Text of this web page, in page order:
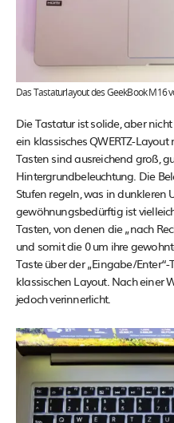
Das Tastaturlayout des GeekBook M16
Die Tastatur ist solide, aber
ein klassisches QWERTZ-
Tasten sind ausreichend groß,
Hintergrundbeleuchtung. Die
Stufen regeln, was in dunkleren
gewöhnungsbedürftig ist
Tasten, von denen die „nach
und somit die 0 um ihre
Taste über der „Eingabe/
klassischen Layout. Nach einer
jedoch verinnerlicht.